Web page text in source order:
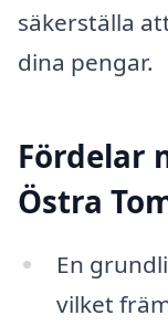
säkerställa
dina pengar.
Fördelar
Östra
En
vilket